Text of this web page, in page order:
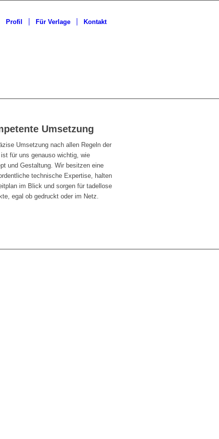
Profil Für Verlage Kontakt
Umsetzung
Umsetzung nach allen Regeln der
für uns genauso wichtig, wie
und Gestaltung. Wir besitzen eine
technische Expertise, halten
im Blick und sorgen für tadellose
egal ob gedruckt oder im Netz.